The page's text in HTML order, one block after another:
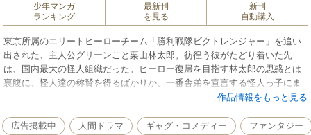
少年マンガ
ランキング
最新刊
を見る
新刊
自動購入
東京所属のエリートヒーローチーム「勝利戦隊ビクトレンジャー」を追い
出された、主人公グリーンこと栗山林太郎。彷徨う彼がたどり着いた先
は、国内最大の怪人組織だった。ヒーロー復帰を目指す林太郎の思惑とは
裏腹に、怪人達の称賛を得るばかりか、一番舎弟を宣言する怪人っ子にま
で懐かれてしまう。最強で最凶の怪人、極悪怪人デスグリーンとしての新
作品情報をもっと見る
広告掲載中 人間ドラマ ギャグ・コメディー ファンタジー